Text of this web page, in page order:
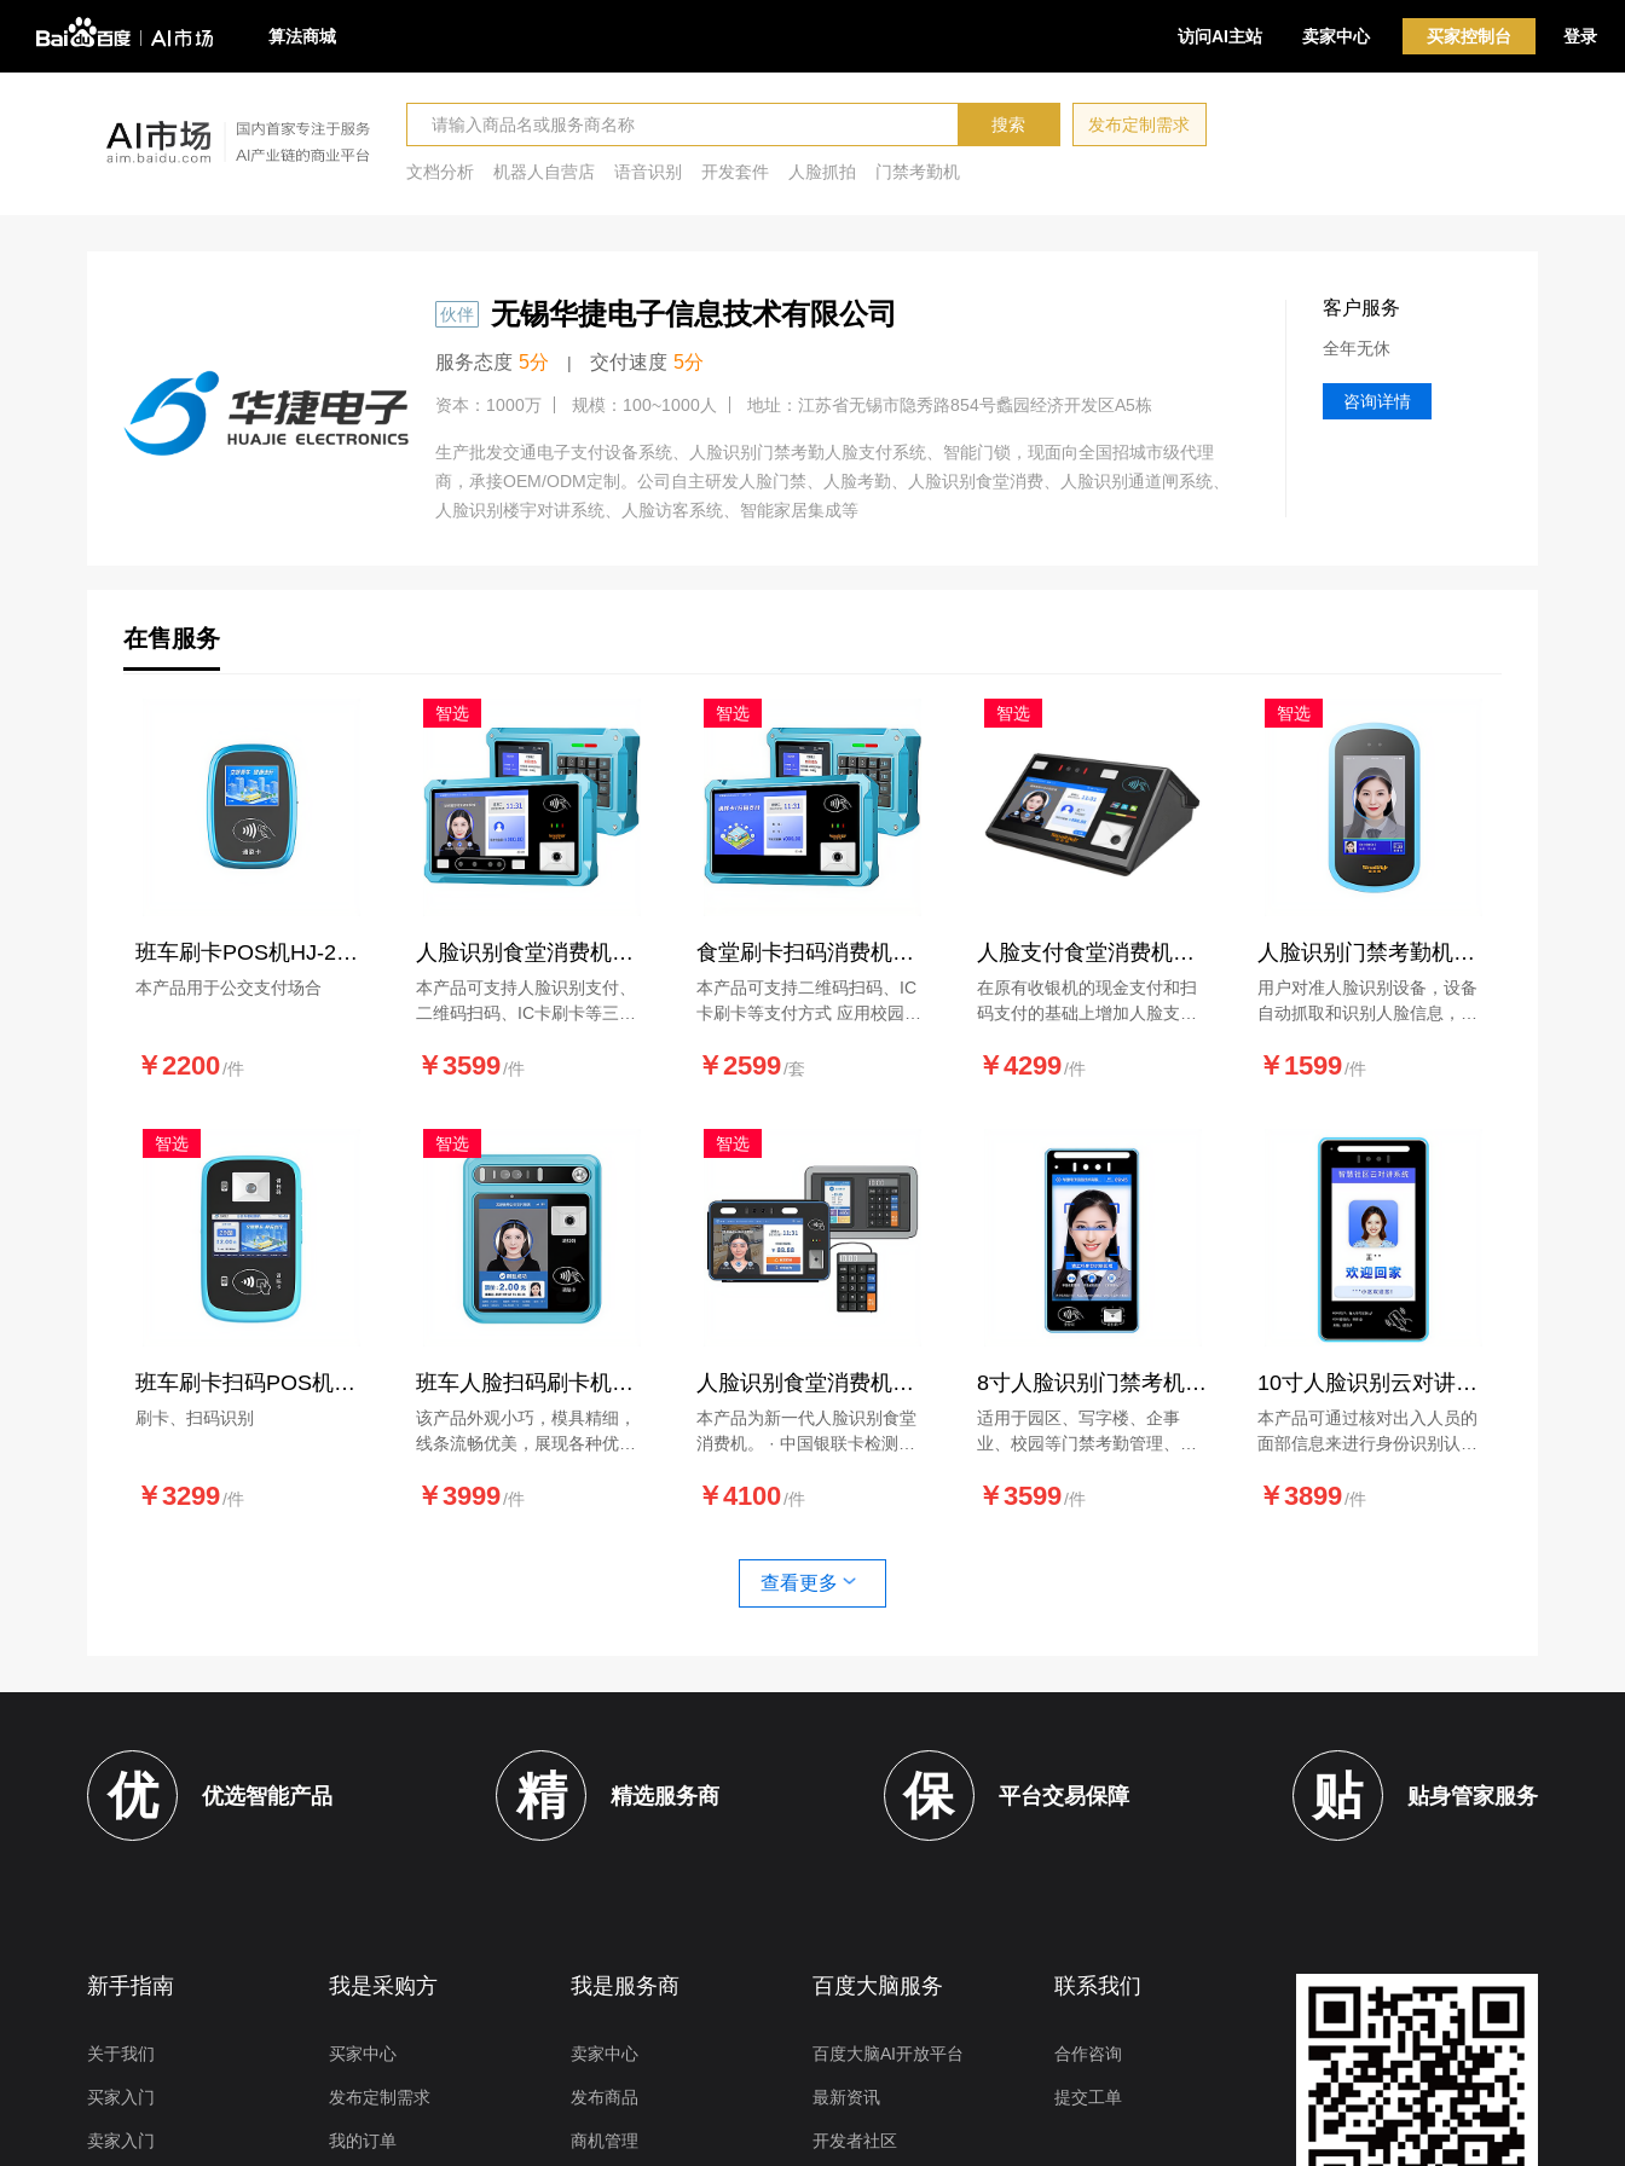
算法商城 访问AI主站 卖家中心 买家控制台 登录
搜索 发布定制需求
文档分析 机器人自营店 语音识别 开发套件 人脸抓拍 门禁考勤机
伙伴 无锡华捷电子信息技术有限公司
服务态度 5分 | 交付速度 5分
资本：1000万 规模：100~1000人 地址：江苏省无锡市隐秀路854号蠡园经济开发区A5栋
生产批发交通电子支付设备系统、人脸识别门禁考勤人脸支付系统、智能门锁，现面向全国招城市级代理
商，承接OEM/ODM定制。公司自主研发人脸门禁、人脸考勤、人脸识别食堂消费、人脸识别通道闸系统、
人脸识别楼宇对讲系统、人脸访客系统、智能家居集成等
客户服务
全年无休
咨询详情
在售服务
班车刷卡POS机HJ-2082
本产品用于公交支付场合
￥2200/件
智选
人脸识别食堂消费机HJ-XF70-G-FCQ
本产品可支持人脸识别支付、
二维码扫码、IC卡刷卡等三种
别、智能补光、活体识别、异
￥3599/件
智选
食堂刷卡扫码消费机HJ-XF70-G-CQ
本产品可支持二维码扫码、IC
卡刷卡等支付方式 应用校园、
￥2599/套
智选
人脸支付食堂消费机（台式）HJ-XF70-T
在原有收银机的现金支付和扫
码支付的基础上增加人脸支付
￥4299/件
智选
人脸识别门禁考勤机HJ-MK43（4.3寸）
用户对准人脸识别设备，设备
自动抓取和识别人脸信息，核
系统，同时生成相应的考勤记
￥1599/件
智选
班车刷卡扫码POS机HJ-G70-CQ
刷卡、扫码识别
￥3299/件
智选
班车人脸扫码刷卡机HJ-G70-FCQ
该产品外观小巧，模具精细，
线条流畅优美，展现各种优
时支持二维码扫码、IC卡刷
￥3999/件
智选
人脸识别食堂消费机MINI版HJ-XF70-GII-FCQ
本产品为新一代人脸识别食堂
消费机。 · 中国银联卡检测中
IP65
￥4100/件
8寸人脸识别门禁考机HJ-MK80
适用于园区、写字楼、企事
业、校园等门禁考勤管理、健
证核验（身份证模块选配）
￥3599/件
10寸人脸识别云对讲机HJ-LY100
本产品可通过核对出入人员的
面部信息来进行身份识别认
宇可视对讲。
￥3899/件
查看更多
优 优选智能产品 精 精选服务商 保 平台交易保障 贴 贴身管家服务
新手指南
关于我们
买家入门
卖家入门
我是采购方
买家中心
发布定制需求
我的订单
我是服务商
卖家中心
发布商品
商机管理
百度大脑服务
百度大脑AI开放平台
最新资讯
开发者社区
联系我们
合作咨询
提交工单